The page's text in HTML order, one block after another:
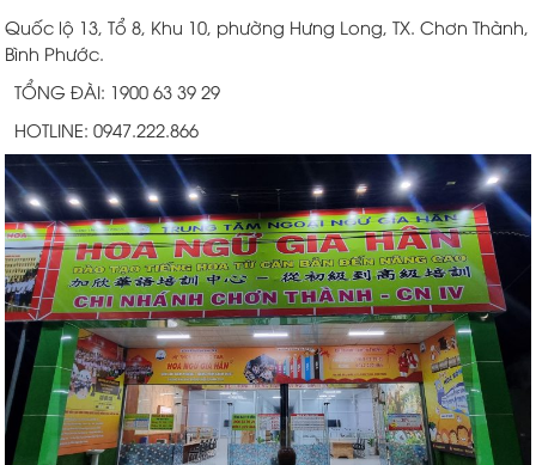
Quốc lộ 13, Tổ 8, Khu 10, phường Hưng Long, TX. Chơn Thành,
Bình Phước.
TỔNG ĐÀI: 1900 63 39 29
HOTLINE: 0947.222.866